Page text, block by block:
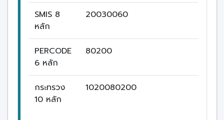
SMIS 8
หลัก
20030060
PERCODE
6 หลัก
80200
กระทรวง
10 หลัก
1020080200